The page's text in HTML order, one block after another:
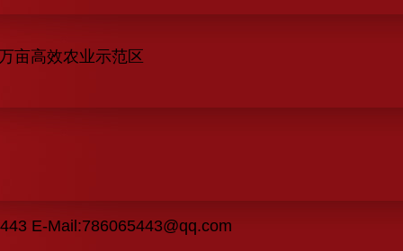
亩高效农业示范区
E-Mail:786065443@qq.com